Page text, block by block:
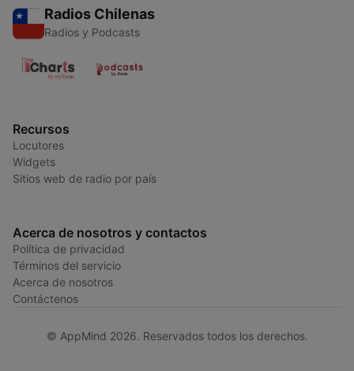
Radios Chilenas
Radios y Podcasts
Recursos
Locutores
Widgets
Sitios web de radio por país
Acerca de nosotros y contactos
Política de privacidad
Términos del servicio
Acerca de nosotros
Contáctenos
© AppMind 2026. Reservados todos los derechos.